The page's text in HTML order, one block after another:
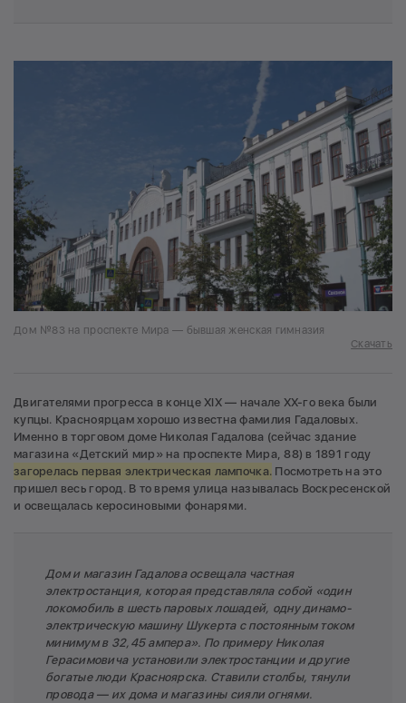
Дом №83 на проспекте Мира — бывшая женская гимназия
Скачать
Двигателями прогресса в конце XIX — начале XX-го века были
купцы. Красноярцам хорошо известна фамилия Гадаловых.
Именно в торговом доме Николая Гадалова (сейчас здание
магазина «Детский мир» на проспекте Мира, 88) в 1891 году
загорелась первая электрическая лампочка. Посмотреть на это
пришел весь город. В то время улица называлась Воскресенской
и освещалась керосиновыми фонарями.
Дом и магазин Гадалова освещала частная
электростанция, которая представляла собой «один
локомобиль в шесть паровых лошадей, одну динамо­
электрическую машину Шукерта с постоянным током
минимум в 32,45 ампера». По примеру Николая
Герасимовича установили электростанции и другие
богатые люди Красноярска. Ставили столбы, тянули
провода — их дома и магазины сияли огнями.